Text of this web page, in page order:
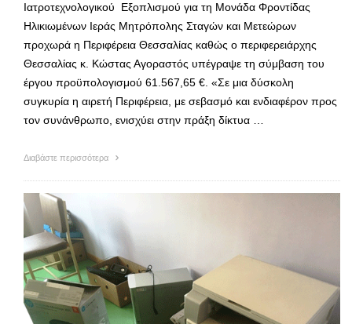
Ιατροτεχνολογικού Εξοπλισμού για τη Μονάδα Φροντίδας
Ηλικιωμένων Ιεράς Μητρόπολης Σταγών και Μετεώρων
προχωρά η Περιφέρεια Θεσσαλίας καθώς ο περιφερειάρχης
Θεσσαλίας κ. Κώστας Αγοραστός υπέγραψε τη σύμβαση του
έργου προϋπολογισμού 61.567,65 €. «Σε μια δύσκολη
συγκυρία η αιρετή Περιφέρεια, με σεβασμό και ενδιαφέρον προς
τον συνάνθρωπο, ενισχύει στην πράξη δίκτυα …
Διαβάστε περισσότερα